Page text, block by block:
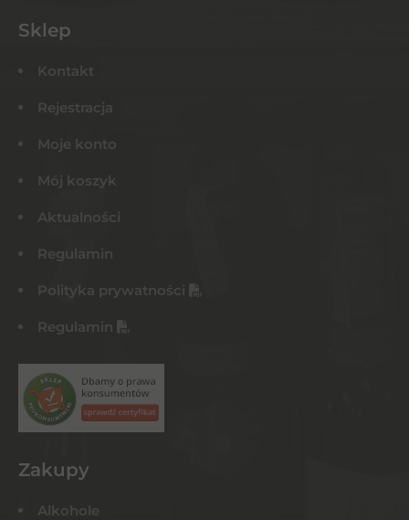
Sklep
Kontakt
Rejestracja
Moje konto
Mój koszyk
Aktualności
Regulamin
Polityka prywatności
Regulamin
Zakupy
Alkohole